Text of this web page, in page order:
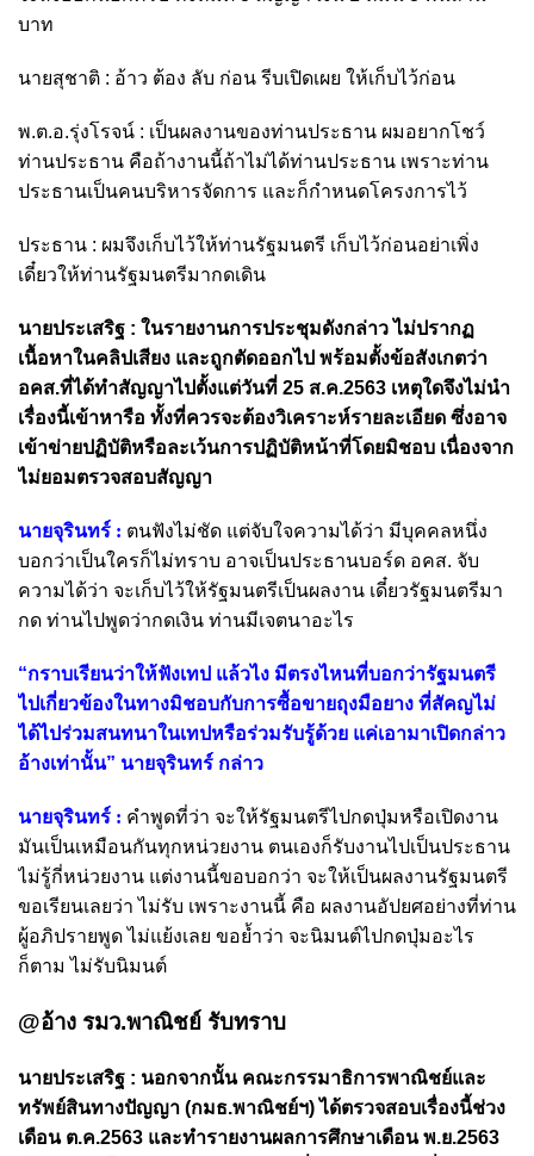
บาท
นายสุชาติ : อ้าว ต้อง ลับ ก่อน รีบเปิดเผย ให้เก็บไว้ก่อน
พ.ต.อ.รุ่งโรจน์ : เป็นผลงานของท่านประธาน ผมอยากโชว์
ท่านประธาน คือถ้างานนี้ถ้าไม่ได้ท่านประธาน เพราะท่าน
ประธานเป็นคนบริหารจัดการ และก็กำหนดโครงการไว้
ประธาน : ผมจึงเก็บไว้ให้ท่านรัฐมนตรี เก็บไว้ก่อนอย่าเพิ่ง
เดี๋ยวให้ท่านรัฐมนตรีมากดเดิน
นายประเสริฐ : ในรายงานการประชุมดังกล่าว ไม่ปรากฏ
เนื้อหาในคลิปเสียง และถูกตัดออกไป พร้อมตั้งข้อสังเกตว่า
อคส.ที่ได้ทำสัญญาไปตั้งแต่วันที่ 25 ส.ค.2563 เหตุใดจึงไม่นำ
เรื่องนี้เข้าหารือ ทั้งที่ควรจะต้องวิเคราะห์รายละเอียด ซึ่งอาจ
เข้าข่ายปฏิบัติหรือละเว้นการปฏิบัติหน้าที่โดยมิชอบ เนื่องจาก
ไม่ยอมตรวจสอบสัญญา
นายจุรินทร์ : ตนฟังไม่ชัด แต่จับใจความได้ว่า มีบุคคลหนึ่ง
บอกว่าเป็นใครก็ไม่ทราบ อาจเป็นประธานบอร์ด อคส. จับ
ความได้ว่า จะเก็บไว้ให้รัฐมนตรีเป็นผลงาน เดี๋ยวรัฐมนตรีมา
กด ท่านไปพูดว่ากดเงิน ท่านมีเจตนาอะไร
“กราบเรียนว่าให้ฟังเทป แล้วไง มีตรงไหนที่บอกว่ารัฐมนตรี
ไปเกี่ยวข้องในทางมิชอบกับการซื้อขายถุงมือยาง ที่สัคญไม่
ได้ไปร่วมสนทนาในเทปหรือร่วมรับรู้ด้วย แค่เอามาเปิดกล่าว
อ้างเท่านั้น” นายจุรินทร์ กล่าว
นายจุรินทร์ : คำพูดที่ว่า จะให้รัฐมนตรีไปกดปุ่มหรือเปิดงาน
มันเป็นเหมือนกันทุกหน่วยงาน ตนเองก็รับงานไปเป็นประธาน
ไม่รู้กี่หน่วยงาน แต่งานนี้ขอบอกว่า จะให้เป็นผลงานรัฐมนตรี
ขอเรียนเลยว่า ไม่รับ เพราะงานนี้ คือ ผลงานอัปยศอย่างที่ท่าน
ผู้อภิปรายพูด ไม่แย้งเลย ขอย้ำว่า จะนิมนต์ไปกดปุ่มอะไร
ก็ตาม ไม่รับนิมนต์
@อ้าง รมว.พาณิชย์ รับทราบ
นายประเสริฐ : นอกจากนั้น คณะกรรมาธิการพาณิชย์และ
ทรัพย์สินทางปัญญา (กมธ.พาณิชย์ฯ) ได้ตรวจสอบเรื่องนี้ช่วง
เดือน ต.ค.2563 และทำรายงานผลการศึกษาเดือน พ.ย.2563